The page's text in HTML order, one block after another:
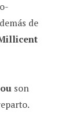
de
son